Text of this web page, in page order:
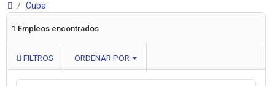
Cuba
1 Empleos encontrados
FILTROS ORDENAR POR